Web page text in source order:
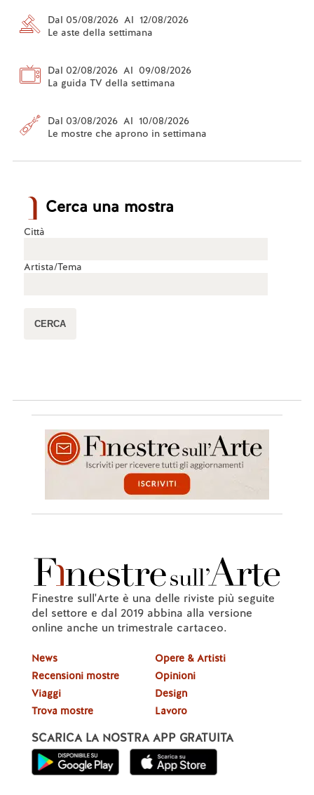
Dal 05/08/2026 Al 12/08/2026
Le aste della settimana
Dal 02/08/2026 Al 09/08/2026
La guida TV della settimana
Dal 03/08/2026 Al 10/08/2026
Le mostre che aprono in settimana
Cerca una mostra
Città
Artista/Tema
Finestre sull'Arte è una delle riviste più seguite
del settore e dal 2019 abbina alla versione
online anche un trimestrale cartaceo.
News
Recensioni mostre
Viaggi
Trova mostre
Opere & Artisti
Opinioni
Design
Lavoro
SCARICA LA NOSTRA APP GRATUITA